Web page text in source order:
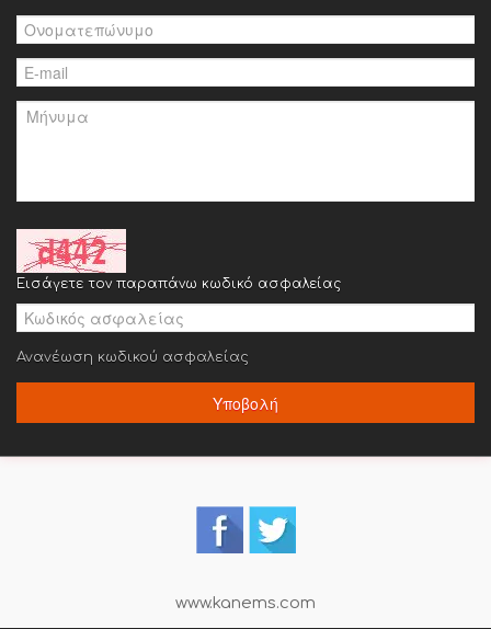
Εισάγετε τον παραπάνω κωδικό ασφαλείας
Ανανέωση κωδικού ασφαλείας
Υποβολή
www.kanems.com